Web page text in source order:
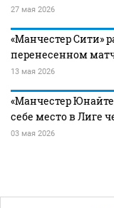
27 мая 2026
«Манчестер Сити»
перенесенном
13 мая 2026
«Манчестер
себе место в Лиге
03 мая 2026